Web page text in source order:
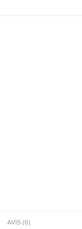
AVIS (0)